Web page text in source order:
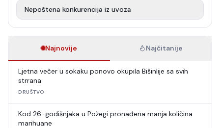
Nepoštena konkurencija iz uvoza
Najnovije Najčitanije
Ljetna večer u sokaku ponovo okupila Bišinlije sa svih
strrana
DRUŠTVO
Kod 26-godišnjaka u Požegi pronađena manja količina
marihuane